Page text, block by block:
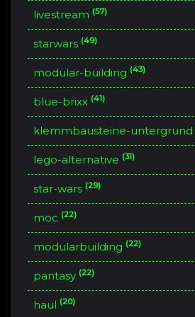
livestream (57)
starwars (49)
modular-building (43)
blue-brixx (41)
klemmbausteine-untergrund
lego-alternative (31)
star-wars (29)
moc (22)
modularbuilding (22)
pantasy (22)
haul (20)